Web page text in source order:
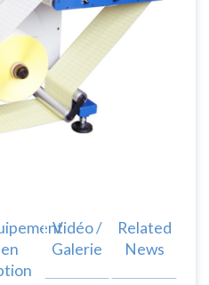
en
Vidéo /
Galerie
Related
News